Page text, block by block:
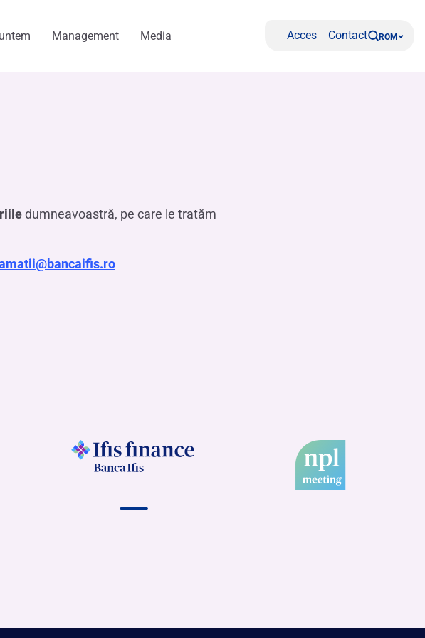
Management Media Acces Contact ROM
dumneavoastră, pe care le tratăm